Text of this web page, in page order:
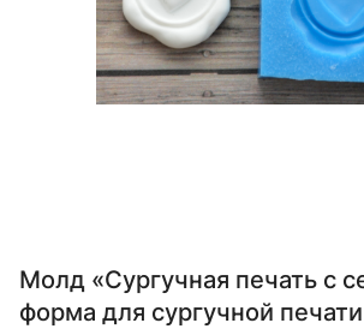
Молд «Сургучная печать с
форма для сургучной печати